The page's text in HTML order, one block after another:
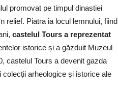
promovat pe timpul dinastiei
relief. Piatra ia locul lemnului, fiind
castelul Tours a reprezentat
istorice și a găzduit Muzeul
castelul Tours a devenit gazda
arheologice și istorice ale